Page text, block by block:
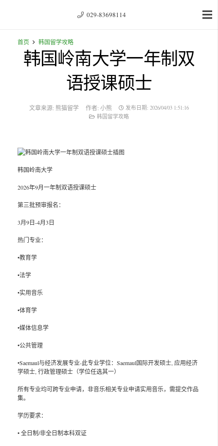
029-83698114
首页 韩国留学攻略
韩国岭南大学一年制双
语授课硕士
文章来源: 熊猫留学 作者: 小熊 发布日期:2026/04/03 1:51:16
韩国留学攻略
韩国岭南大学
2026年9月一年制双语授课硕士
第三批预审报名：
3月9日-4月3日
热门专业：
•教育学
•法学
•实用音乐
•体育学
•媒体信息学
•公共管理
•Saemaul与经济发展专业-此专业学位：Saemaul国际开发硕士, 应用经济
学硕士, 行政管理硕士（学位任选其一）
所有专业均可跨专业申请，非音乐相关专业申请实用音乐，需提交作品
集。
学历要求：
• 全日制/非全日制本科双证